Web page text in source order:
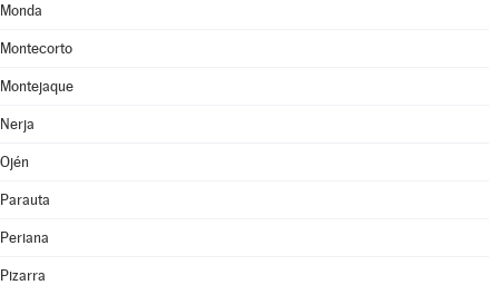
Monda
Montecorto
Montejaque
Nerja
Ojén
Parauta
Periana
Pizarra